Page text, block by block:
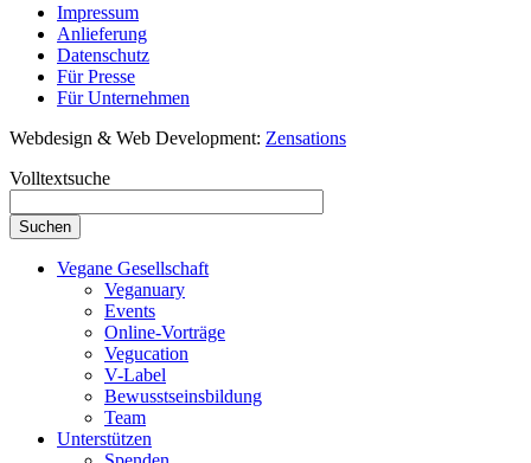
Impressum
Anlieferung
Datenschutz
Für Presse
Für Unternehmen
Webdesign & Web Development: Zensations
Volltextsuche
Vegane Gesellschaft
Veganuary
Events
Online-Vorträge
Vegucation
V-Label
Bewusstseinsbildung
Team
Unterstützen